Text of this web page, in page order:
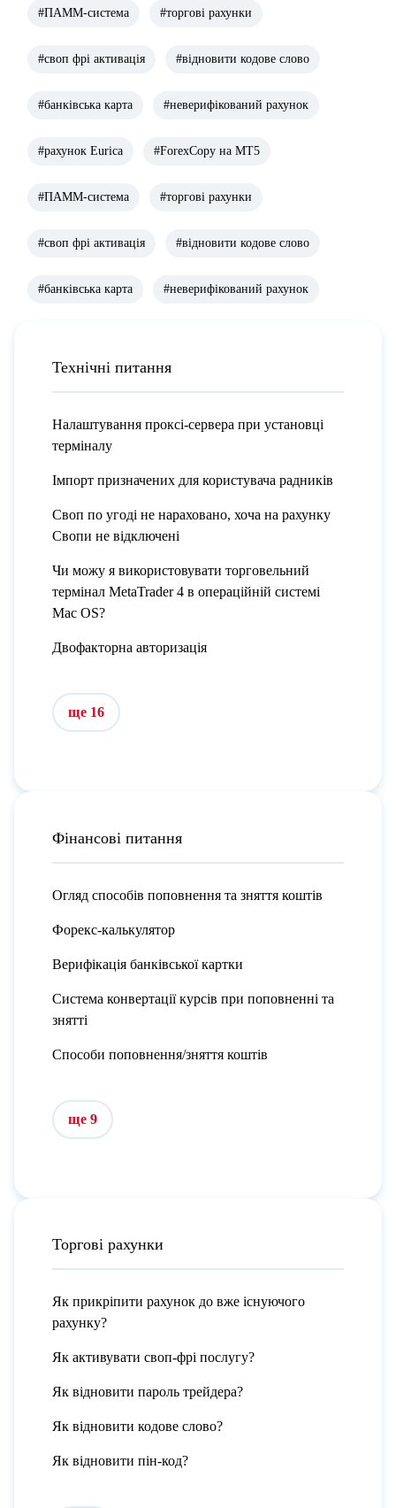
#ПАММ-система #торгові рахунки
#своп фрі активація #відновити кодове слово
#банківська карта #неверифікований рахунок
#рахунок Eurica #ForexCopy на МТ5
#ПАММ-система #торгові рахунки
#своп фрі активація #відновити кодове слово
#банківська карта #неверифікований рахунок
Технічні питання
Налаштування проксі-сервера при установці
терміналу
Імпорт призначених для користувача радників
Своп по угоді не нараховано, хоча на рахунку
Свопи не відключені
Чи можу я використовувати торговельний
термінал MetaTrader 4 в операційній системі
Mac OS?
Двофакторна авторизація
ще 16
Фінансові питання
Огляд способів поповнення та зняття коштів
Форекс-калькулятор
Верифікація банківської картки
Система конвертації курсів при поповненні та
знятті
Способи поповнення/зняття коштів
ще 9
Торгові рахунки
Як прикріпити рахунок до вже існуючого
рахунку?
Як активувати своп-фрі послугу?
Як відновити пароль трейдера?
Як відновити кодове слово?
Як відновити пін-код?